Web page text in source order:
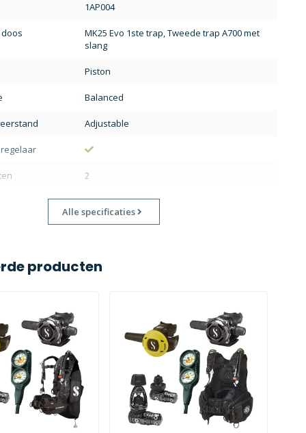
1AP004
MK25 Evo 1ste trap, Tweede trap A700 met
slang
Piston
Balanced
Adjustable
2
Alle specificaties
producten